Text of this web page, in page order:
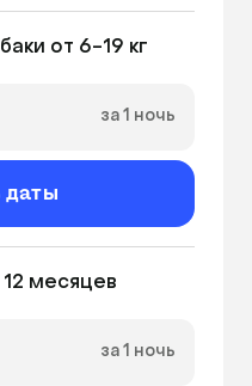
от 6-19 кг
за 1 ночь
даты
месяцев
за 1 ночь